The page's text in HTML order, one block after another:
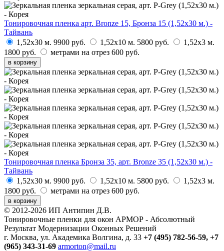
Тонировочная пленка арт. Bronze 15, Бронза 15 (1,52х30 м.) -
Тайвань
1,52х30 м. 9900 руб. 1,52х10 м. 5800 руб.
1,52х3 м.
1800 руб.
метрами на отрез 600 руб.
в корзину
Тонировочная пленка Бронза 35, арт. Bronze 35 (1,52х30 м.) -
Тайвань
1,52х30 м. 9900 руб. 1,52х10 м. 5800 руб.
1,52х3 м.
1800 руб.
метрами на отрез 600 руб.
в корзину
© 2012-2026 ИП Антипин Д.В.
Тонировочные пленки для окон АРМОР - Абсолютный
Результат Модернизации Оконных Решений
г. Москва, ул. Академика Волгина, д. 33 +7 (495) 782-56-59, +7
(965) 343-31-69 armorton@mail.ru